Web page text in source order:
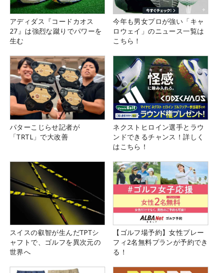
アディダス『コードカオス
27』は強烈な蹴りでパワーを
生む
今年も男女プロが強い「キャ
ロウェイ」のニュース一覧は
こちら！
パターこじらせ記者が
「TRTL」で大改善
ネクストヒロイン選手とラウ
ンドできるチャンス！詳しく
はこちら！
スイスの叡智が生んだTPTシ
ャフトで、ゴルフを異次元の
世界へ
【ゴルフ場予約】女性プレー
フィ2名無料プランが予約でき
る！